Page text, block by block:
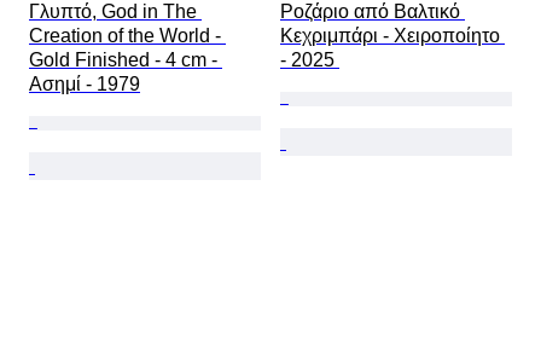
Γλυπτό, God in The
Creation of the World -
Gold Finished - 4 cm -
Ασημί - 1979
Ροζάριο από Βαλτικό
Κεχριμπάρι - Χειροποίητο
- 2025